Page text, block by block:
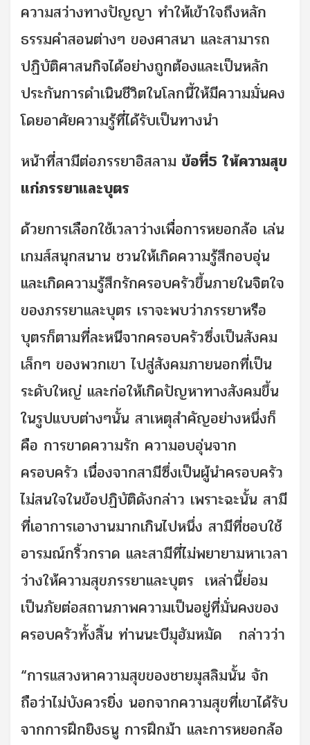
ความสว่างทางปัญญา ทำให้เข้าใจถึงหลัก
ธรรมคำสอนต่างๆ ของศาสนา และสามารถ
ปฏิบัติศาสนกิจได้อย่างถูกต้องและเป็นหลัก
ประกันการดำเนินชีวิตในโลกนี้ให้มีความมั่นคง
โดยอาศัยความรู้ที่ได้รับเป็นทางนำ
หน้าที่สามีต่อภรรยาอิสลาม ข้อที่5 ให้ความสุข
แก่ภรรยาและบุตร
ด้วยการเลือกใช้เวลาว่างเพื่อการหยอกล้อ เล่น
เกมส์สนุกสนาน ชวนให้เกิดความรู้สึกอบอุ่น
และเกิดความรู้สึกรักครอบครัวขึ้นภายในจิตใจ
ของภรรยาและบุตร เราจะพบว่าภรรยาหรือ
บุตรก็ตามที่ละหนีจากครอบครัวซึ่งเป็นสังคม
เล็กๆ ของพวกเขา ไปสู่สังคมภายนอกที่เป็น
ระดับใหญ่ และก่อให้เกิดปัญหาทางสังคมขึ้น
ในรูปแบบต่างๆนั้น สาเหตุสำคัญอย่างหนึ่งก็
คือ การขาดความรัก ความอบอุ่นจาก
ครอบครัว เนื่องจากสามีซึ่งเป็นผู้นำครอบครัว
ไม่สนใจในข้อปฏิบัติดังกล่าว เพราะฉะนั้น สามี
ที่เอาการเอางานมากเกินไปหนึ่ง สามีที่ชอบใช้
อารมณ์กริ้วกราด และสามีที่ไม่พยายามหาเวลา
ว่างให้ความสุขภรรยาและบุตร เหล่านี้ย่อม
เป็นภัยต่อสถานภาพความเป็นอยู่ที่มั่นคงของ
ครอบครัวทั้งสิ้น ท่านนะบีมุฮัมหมัด กล่าวว่า
“การแสวงหาความสุขของชายมุสลิมนั้น จัก
ถือว่าไม่บังควรยิ่ง นอกจากความสุขที่เขาได้รับ
จากการฝึกยิงธนู การฝึกม้า และการหยอกล้อ